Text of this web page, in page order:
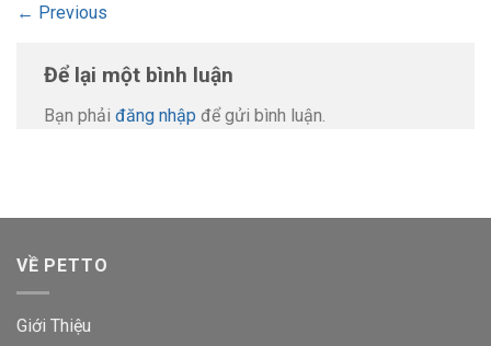
← Previous
Để lại một bình luận
Bạn phải đăng nhập để gửi bình luận.
VỀ PETTO
Giới Thiệu